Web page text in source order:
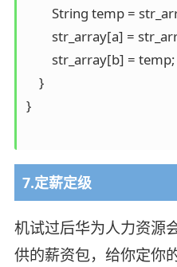
String temp =
str_array[a] =
        str_array[b] = temp;
    }
}
7.定薪定级
机试过后华为人力资源
供的薪资包，给你定你